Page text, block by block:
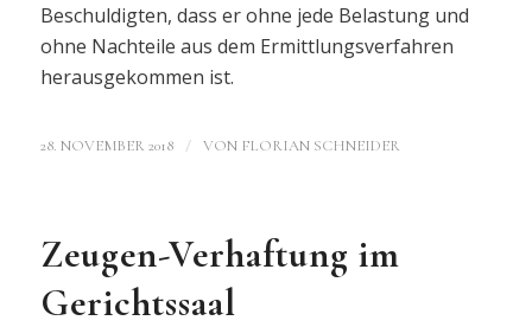
Beschuldigten, dass er ohne jede Belastung und
ohne Nachteile aus dem Ermittlungsverfahren
herausgekommen ist.
28. NOVEMBER 2018 / VON FLORIAN SCHNEIDER
Zeugen-Verhaftung im
Gerichtssaal